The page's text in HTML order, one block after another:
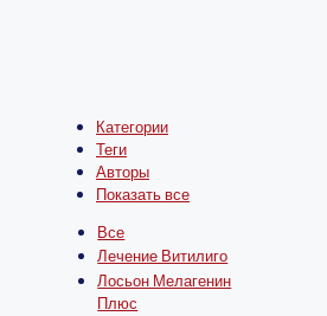
Категории
Теги
Авторы
Показать все
Все
Лечение Витилиго
Лосьон Мелагенин
Плюс